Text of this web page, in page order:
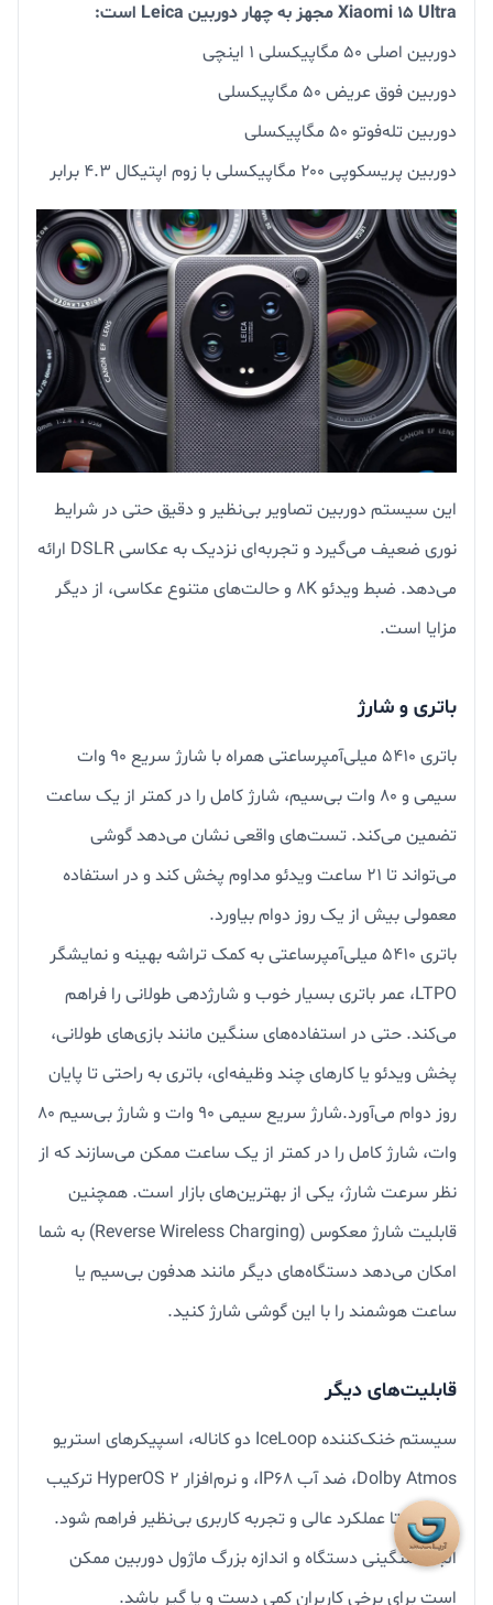
Xiaomi 15 Ultra مجهز به چهار دوربین Leica است:
دوربین اصلی ۵۰ مگاپیکسلی ۱ اینچی
دوربین فوق عریض ۵۰ مگاپیکسلی
دوربین تله‌فوتو ۵۰ مگاپیکسلی
دوربین پریسکوپی ۲۰۰ مگاپیکسلی با زوم اپتیکال ۴.۳ برابر
این سیستم دوربین تصاویر بی‌نظیر و دقیق حتی در شرایط
نوری ضعیف می‌گیرد و تجربه‌ای نزدیک به عکاسی DSLR ارائه
می‌دهد. ضبط ویدئو 8K و حالت‌های متنوع عکاسی، از دیگر
مزایا است.
باتری و شارژ
باتری ۵۴۱۰ میلی‌آمپرساعتی همراه با شارژ سریع ۹۰ وات
سیمی و ۸۰ وات بی‌سیم، شارژ کامل را در کمتر از یک ساعت
تضمین می‌کند. تست‌های واقعی نشان می‌دهد گوشی
می‌تواند تا ۲۱ ساعت ویدئو مداوم پخش کند و در استفاده
معمولی بیش از یک روز دوام بیاورد.
باتری ۵۴۱۰ میلی‌آمپرساعتی به کمک تراشه بهینه و نمایشگر
LTPO، عمر باتری بسیار خوب و شارژدهی طولانی را فراهم
می‌کند. حتی در استفاده‌های سنگین مانند بازی‌های طولانی،
پخش ویدئو یا کارهای چند وظیفه‌ای، باتری به راحتی تا پایان
روز دوام می‌آورد.شارژ سریع سیمی ۹۰ وات و شارژ بی‌سیم ۸۰
وات، شارژ کامل را در کمتر از یک ساعت ممکن می‌سازند که از
نظر سرعت شارژ، یکی از بهترین‌های بازار است. همچنین
قابلیت شارژ معکوس (Reverse Wireless Charging) به شما
امکان می‌دهد دستگاه‌های دیگر مانند هدفون بی‌سیم یا
ساعت هوشمند را با این گوشی شارژ کنید.
قابلیت‌های دیگر
سیستم خنک‌کننده IceLoop دو کاناله، اسپیکرهای استریو
Dolby Atmos، ضد آب IP68، و نرم‌افزار HyperOS 2 ترکیب
شده‌اند تا عملکرد عالی و تجربه کاربری بی‌نظیر فراهم شود.
البته سنگینی دستگاه و اندازه بزرگ ماژول دوربین ممکن
است برای برخی کاربران کمی دست و پا گیر باشد.